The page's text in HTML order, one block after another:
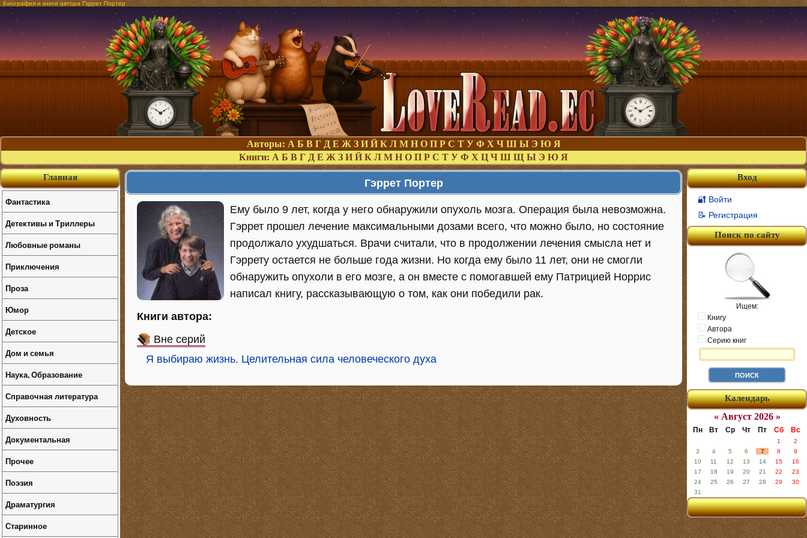
Биография и книги автора Гэррет Портер
Авторы: А Б В Г Д Е Ж З И Й К Л М Н О П Р С Т У Ф Х Ч Ш Ы Э Ю Я
Книги: А Б В Г Д Е Ж З И Й К Л М Н О П Р С Т У Ф Х Ц Ч Ш Щ Ы Э Ю Я
Гэррет Портер
Ему было 9 лет, когда у него обнаружили опухоль мозга. Операция была невозможна.
Гэррет прошел лечение максимальными дозами всего, что можно было, но состояние
продолжало ухудшаться. Врачи считали, что в продолжении лечения смысла нет и
Гэррету остается не больше года жизни. Но когда ему было 11 лет, они не смогли
обнаружить опухоли в его мозге, а он вместе с помогавшей ему Патрицией Норрис
написал книгу, рассказывающую о том, как они победили рак.
Книги автора:
Вне серий
Я выбираю жизнь. Целительная сила человеческого духа
Вход
🔐 Войти
📝 Регистрация
Поиск по сайту
Ищем:
Книгу
Автора
Серию книг
Календарь
« Август 2026 »
Пн Вт Ср Чт Пт Сб Вс
1
2
3
4 5 6 7 8
9
10
11 12 13 14 15
16
17
18 19 20 21 22
23
24
25 26 27 28 29
30
31
Главная
Фантастика
Детективы и Триллеры
Любовные романы
Приключения
Проза
Юмор
Детское
Дом и семья
Наука, Образование
Справочная литература
Духовность
Документальная
Прочее
Поэзия
Драматургия
Старинное